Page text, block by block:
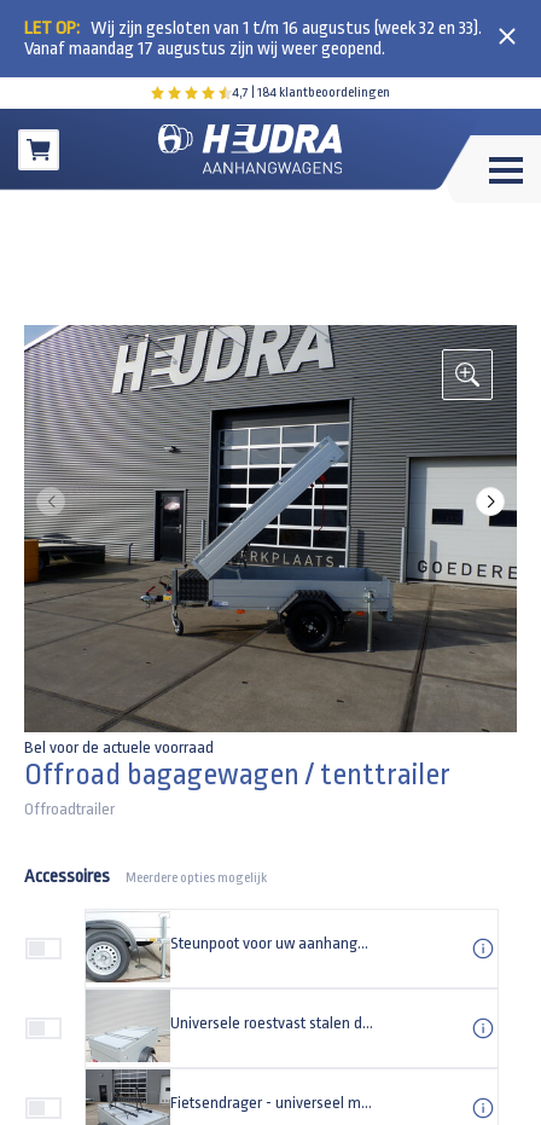
4,7 | 184 klantbeoordelingen
Winkelwagen
LET OP: Wij zijn gesloten van 1 t/m 16 augustus (week 32 en 33).
Vanaf maandag 17 augustus zijn wij weer geopend.
Bel voor de actuele voorraad
Offroad bagagewagen / tenttrailer
Offroadtrailer
Accessoires Meerdere opties mogelijk
Steunpoot voor uw aanhangwagen Universeel (set)
Universele roestvast stalen dakdragers 138cm (lengte) | voor een Anssems bagagewagen 126cm (breedte)
Fietsendrager - universeel met TUV/GS keurmerk | Type basic